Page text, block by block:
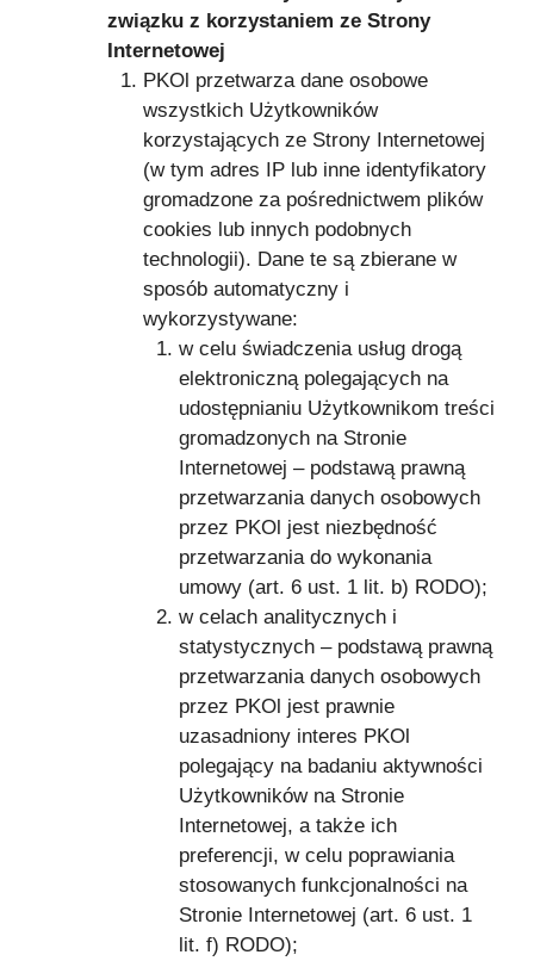
związku z korzystaniem ze Strony
Internetowej
PKOl przetwarza dane osobowe
wszystkich Użytkowników
korzystających ze Strony Internetowej
(w tym adres IP lub inne identyfikatory
gromadzone za pośrednictwem plików
cookies lub innych podobnych
technologii). Dane te są zbierane w
sposób automatyczny i
wykorzystywane:
w celu świadczenia usług drogą
elektroniczną polegających na
udostępnianiu Użytkownikom treści
gromadzonych na Stronie
Internetowej – podstawą prawną
przetwarzania danych osobowych
przez PKOl jest niezbędność
przetwarzania do wykonania
umowy (art. 6 ust. 1 lit. b) RODO);
w celach analitycznych i
statystycznych – podstawą prawną
przetwarzania danych osobowych
przez PKOl jest prawnie
uzasadniony interes PKOl
polegający na badaniu aktywności
Użytkowników na Stronie
Internetowej, a także ich
preferencji, w celu poprawiania
stosowanych funkcjonalności na
Stronie Internetowej (art. 6 ust. 1
lit. f) RODO);